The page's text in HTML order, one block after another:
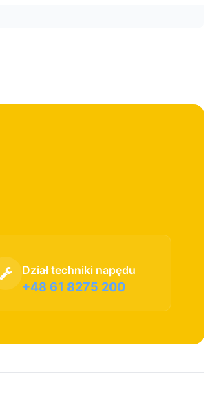
Dział techniki napędu
+48 61 8275 200